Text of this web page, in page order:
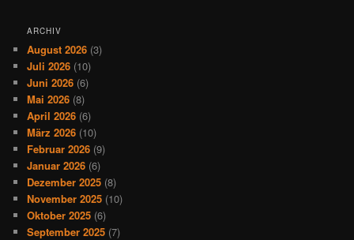
ARCHIV
August 2026 (3)
Juli 2026 (10)
Juni 2026 (6)
Mai 2026 (8)
April 2026 (6)
März 2026 (10)
Februar 2026 (9)
Januar 2026 (6)
Dezember 2025 (8)
November 2025 (10)
Oktober 2025 (6)
September 2025 (7)